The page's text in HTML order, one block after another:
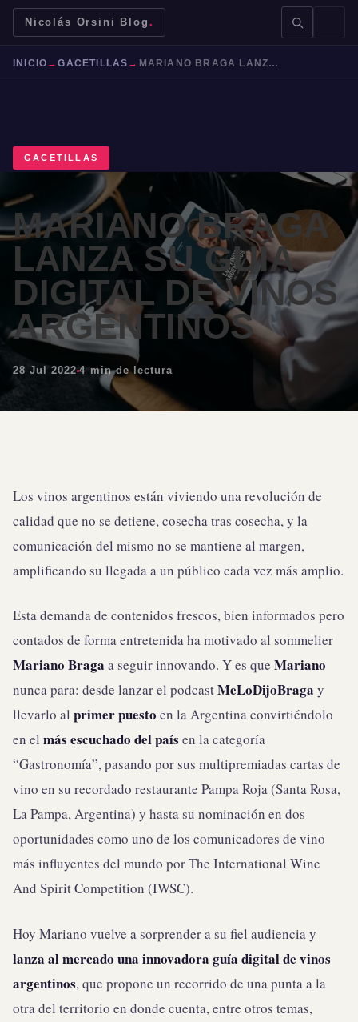
Nicolás Orsini Blog .
BUSCAR →
Mendoza Malbec Bodegas Jujuy
INICIO →GACETILLAS → MARIANO BRAGA LANZA SU GUÍA DIGITAL DE VINOS ARGENTINOS
GACETILLAS
MARIANO BRAGA
LANZA SU GUÍA
DIGITAL DE VINOS
ARGENTINOS
28 Jul 2022 4 min de lectura
Los vinos argentinos están viviendo una revolución de
calidad que no se detiene, cosecha tras cosecha, y la
comunicación del mismo no se mantiene al margen,
amplificando su llegada a un público cada vez más amplio.
Esta demanda de contenidos frescos, bien informados pero
contados de forma entretenida ha motivado al sommelier
Mariano Braga a seguir innovando. Y es que Mariano
nunca para: desde lanzar el podcastMeLoDijoBraga y
llevarlo al primer puesto en la Argentina convirtiéndolo
en el más escuchado del país en la categoría
“Gastronomía”, pasando por sus multipremiadas cartas de
vino en su recordado restaurante Pampa Roja (Santa Rosa,
La Pampa, Argentina) y hasta su nominación en dos
oportunidades como uno de los comunicadores de vino
más influyentes del mundo por The International Wine
And Spirit Competition (IWSC).
Hoy Mariano vuelve a sorprender a su fiel audiencia y
lanza al mercado una innovadora guía digital de vinos
argentinos, que propone un recorrido de una punta a la
otra del territorio en donde cuenta, entre otros temas,